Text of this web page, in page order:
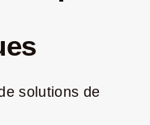
solutions de